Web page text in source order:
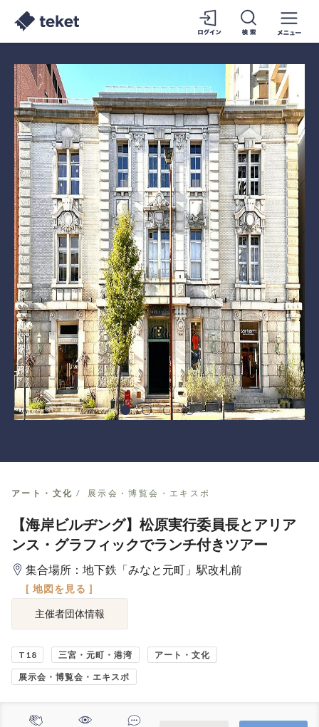
アート・文化 展示会・博覧会・エキスポ
【海岸ビルヂング】松原実行委員長とアリア
ンス・グラフィックでランチ付きツアー
集合場所：地下鉄「みなと元町」駅改札前
[ 地図を見る ]
主催者団体情報
T18 三宮・元町・港湾 アート・文化
展示会・博覧会・エキスポ